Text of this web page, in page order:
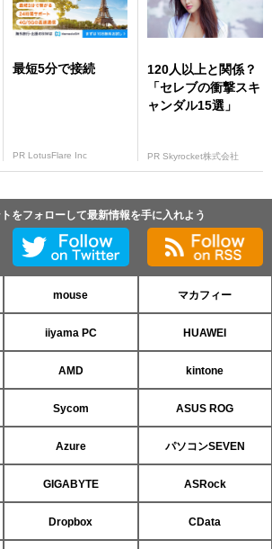
最短5分で接続
PR LotusFlare Inc
120人以上と関係？
「セレブの衝撃スキ
ャンダル15選」
PR Skyrocket株式会社
をフォローして最新情報を手に入れよう
mouse マカフィー
iiyama PC HUAWEI
AMD kintone
Sycom ASUS ROG
Azure パソコンSEVEN
GIGABYTE ASRock
Dropbox CData